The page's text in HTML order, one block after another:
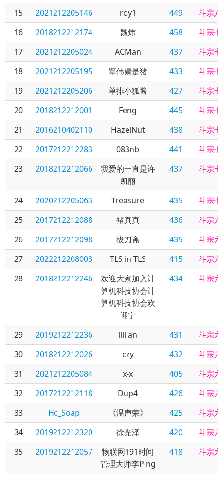
15
2021212205146 roy1 449
斗宗
16
2018212212174 魏炜 458
斗宗
17
2021212205024 ACMan 437
斗宗
18
2021212205195 覃伟婧是猪 433
斗宗
19
2021212205206 单排小狐酱 427
斗宗
20
2018212212001 Feng 445
斗宗
21
2016210402110 HazelNut 438
斗宗
22
2017212212283 083nb 441
斗宗
23
2018212212066
我爱的一直是许
凯丽
437 斗宗
24 2020212205063 Treasure 435
斗宗
25
2017212212088 褚真真 436
斗宗
26
2017212212098 拔刀斋 435
斗宗
27
2022212208003 TLS in TLS 415
斗宗
28
2018212212246
欢迎大家加入计
算机科技协会计
算机科技协会欢
迎宁
434 斗宗
29 2019212212236 lllllan 431
斗宗
30
2018212212026 czy 432
斗宗
31
2021212205084 x-x 405
斗宗
32
2017212212118 Dup4 426
斗宗
33
Hc_Soap 《温声荣》 425
斗宗
34
2019212212320 徐光泽 420
斗宗
35
2019212212057
物联网191时间
管理大师李Ping
418 斗宗